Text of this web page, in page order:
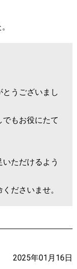
うございまし
もお役にたて
ただけるよう
ださいませ。
2025年01月16日